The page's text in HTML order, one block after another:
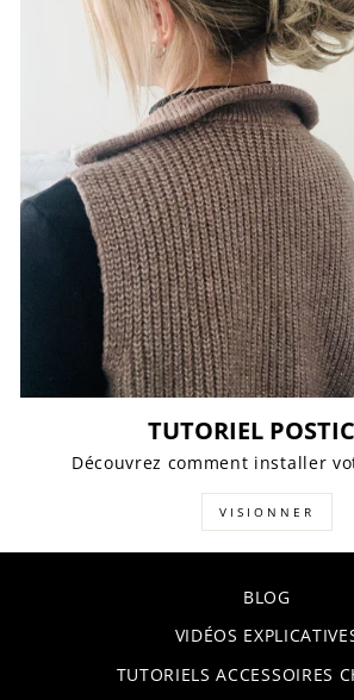
TUTORIEL
Découvrez comment installer
VISIONNER
BLOG
VIDÉOS
TUTORIELS ACCESSOIRES